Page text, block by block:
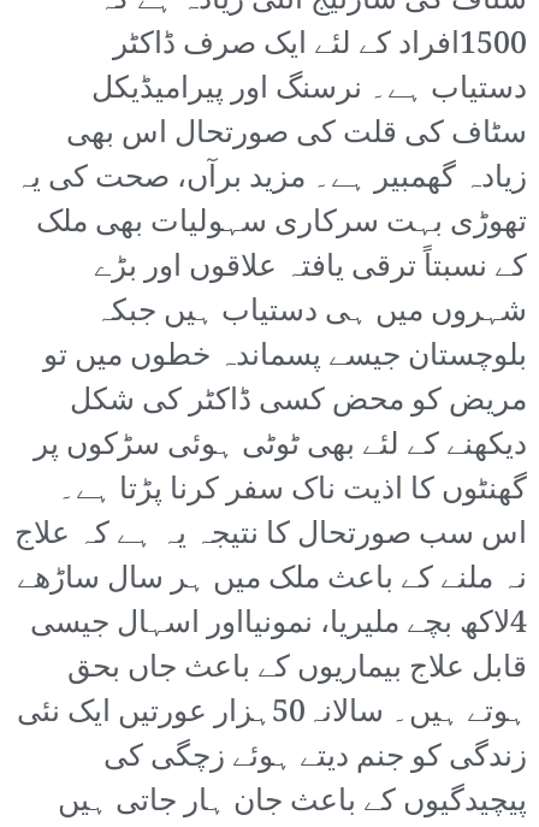
1500افراد کے لئے ایک صرف ڈاکٹر
دستیاب ہے۔ نرسنگ اور پیرامیڈیکل
سٹاف کی قلت کی صورتحال اس بھی
زیادہ گھمبیر ہے۔ مزید برآں، صحت کی یہ
تھوڑی بہت سرکاری سہولیات بھی ملک
کے نسبتاً ترقی یافتہ علاقوں اور بڑے
شہروں میں ہی دستیاب ہیں جبکہ
بلوچستان جیسے پسماندہ خطوں میں تو
مریض کو محض کسی ڈاکٹر کی شکل
دیکھنے کے لئے بھی ٹوٹی ہوئی سڑکوں پر
گھنٹوں کا اذیت ناک سفر کرنا پڑتا ہے۔
اس سب صورتحال کا نتیجہ یہ ہے کہ علاج
نہ ملنے کے باعث ملک میں ہر سال ساڑھے
4لاکھ بچے ملیریا، نمونیااور اسہال جیسی
قابل علاج بیماریوں کے باعث جاں بحق
ہوتے ہیں۔ سالانہ50ہزار عورتیں ایک نئی
زندگی کو جنم دیتے ہوئے زچگی کی
پیچیدگیوں کے باعث جان ہار جاتی ہیں